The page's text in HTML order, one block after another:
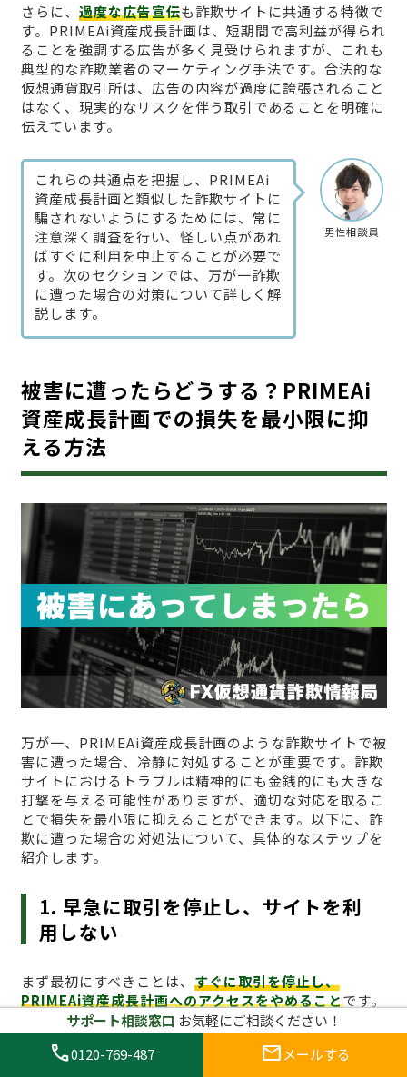
さらに、 過度な広告宣伝も詐欺サイトに共通する特徴で
す。PRIMEAi資産成長計画は、短期間で高利益が得られ
ることを強調する広告が多く見受けられますが、これも
典型的な詐欺業者のマーケティング手法です。合法的な
仮想通貨取引所は、広告の内容が過度に誇張されること
はなく、現実的なリスクを伴う取引であることを明確に
伝えています。
男性相談員
これらの共通点を把握し、PRIMEAi
資産成長計画と類似した詐欺サイトに
騙されないようにするためには、常に
注意深く調査を行い、怪しい点があれ
ばすぐに利用を中止することが必要で
す。次のセクションでは、万が一詐欺
に遭った場合の対策について詳しく解
説します。
被害に遭ったらどうする？PRIMEAi
資産成長計画での損失を最小限に抑
える方法
万が一、PRIMEAi資産成長計画のような詐欺サイトで被
害に遭った場合、冷静に対処することが重要です。詐欺
サイトにおけるトラブルは精神的にも金銭的にも大きな
打撃を与える可能性がありますが、適切な対応を取るこ
とで損失を最小限に抑えることができます。以下に、詐
欺に遭った場合の対処法について、具体的なステップを
紹介します。
1. 早急に取引を停止し、サイトを利
用しない
まず最初にすべきことは、 すぐに取引を停止し、
PRIMEAi資産成長計画へのアクセスをやめることです。
詐欺サイトで取引を続けることは、さらに資金を失うリ
スクを高めます。すでに資金を投入してしまった場合で
も、これ以上の損失を防ぐためには、冷静に取引を停止
サポート相談窓口 お気軽にご相談ください！
call0120-769-487 mail メールする